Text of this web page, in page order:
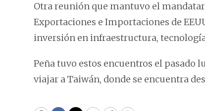
Otra reunión que mantuvo el
Exportaciones e Importaciones de
inversión en infraestructura,
Peña tuvo estos encuentros el pasado
viajar a Taiwán, donde se encuentra